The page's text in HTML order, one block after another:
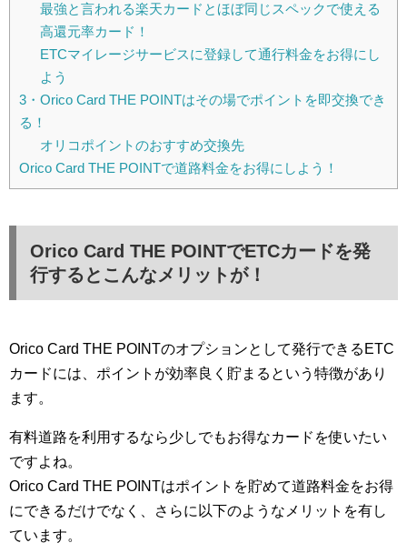
最強と言われる楽天カードとほぼ同じスペックで使える
高還元率カード！
ETCマイレージサービスに登録して通行料金をお得にし
よう
3・Orico Card THE POINTはその場でポイントを即交換でき
る！
オリコポイントのおすすめ交換先
Orico Card THE POINTで道路料金をお得にしよう！
Orico Card THE POINTでETCカードを発
行するとこんなメリットが！
Orico Card THE POINTのオプションとして発行できるETC
カードには、ポイントが効率良く貯まるという特徴があり
ます。
有料道路を利用するなら少しでもお得なカードを使いたい
ですよね。
Orico Card THE POINTはポイントを貯めて道路料金をお得
にできるだけでなく、さらに以下のようなメリットを有し
ています。